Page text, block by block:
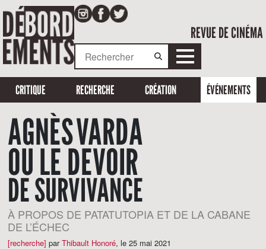
REVUE DE CINÉMA
CRITIQUE RECHERCHE CRÉATION ÉVÉNEMENTS
AGNÈS VARDA
OU LE DEVOIR
DE SURVIVANCE
À PROPOS DE PATATUTOPIA ET DE LA CABANE
DE L’ÉCHEC
[recherche] parThibault Honoré, le 25 mai 2021